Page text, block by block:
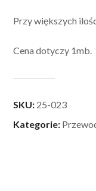
Przy większych
Cena dotyczy 1mb.
SKU: 25-023
Kategorie: